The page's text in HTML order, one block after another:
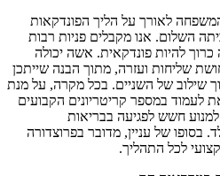
לאורך על הליך הפונדקאות
השלום. אנו מקבלים פניות רבות
להיות פונדקאית. אשה יכולה
שליחות ועזרה, מתוך הבנה שייתכן
שילוב של השניים. בכל מקרה, על מנת
לעמוד במספר קריטריונים הקבועים
למנוע חשש לפגיעה בבריאות
בסופו של עניין, מדובר בפרוצדורה
לכל התהליך.